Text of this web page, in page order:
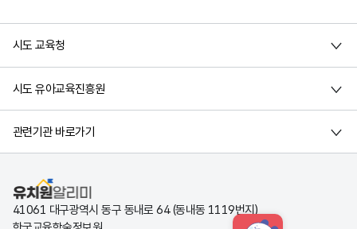
시도 교육청
시도 유아교육진흥원
관련기관 바로가기
유치원알리미
41061 대구광역시 동구 동내로 64 (동내동 1119번지)